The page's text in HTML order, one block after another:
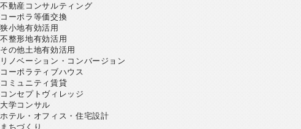
不動産コンサルティング
コーポラ等価交換
狭小地有効活用
不整形地有効活用
その他土地有効活用
リノベーション・コンバージョン
コーポラティブハウス
コミュニティ賃貸
コンセプトヴィレッジ
大学コンサル
ホテル・オフィス・住宅設計
まちづくり